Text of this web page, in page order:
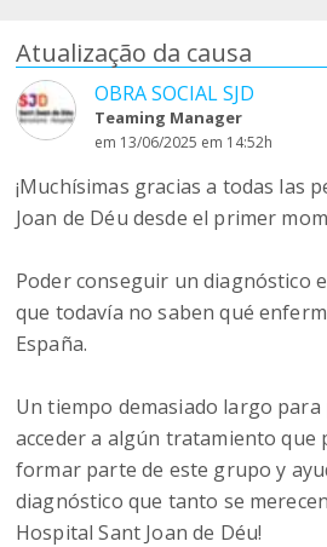
Atualização da causa
OBRA SOCIAL SJD
Teaming Manager
em 13/06/2025 em 14:52h
¡Muchísimas gracias a todas las
Joan de Déu desde el primer
Poder conseguir un diagnóstico
que todavía no saben qué
España.
Un tiempo demasiado largo
acceder a algún tratamiento que
formar parte de este grupo y
diagnóstico que tanto se
Hospital Sant Joan de Déu!